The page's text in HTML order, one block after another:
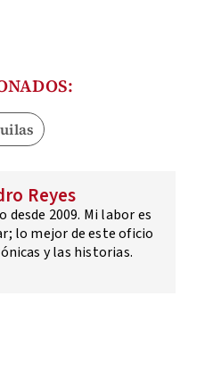
Reyes
desde 2009. Mi labor es
lo mejor de este oficio
y las historias.